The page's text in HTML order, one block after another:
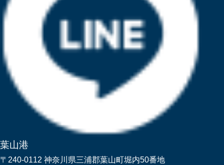
葉山港
〒240-0112 神奈川県三浦郡葉山町堀内50番地